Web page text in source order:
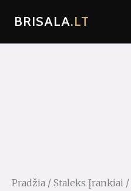
BRISALA.LT
Pradžia / Staleks Įrankiai /